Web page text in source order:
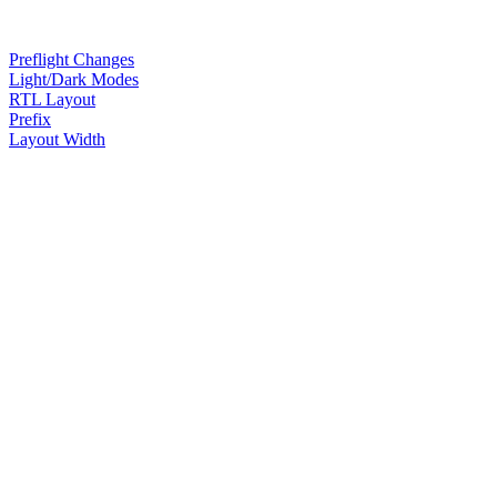
Preflight Changes
Light/Dark Modes
RTL Layout
Prefix
Layout Width